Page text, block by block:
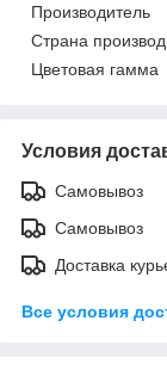
Производитель
Страна
Цветовая гамма
Условия
Самовывоз
Самовывоз
Доставка
Все условия